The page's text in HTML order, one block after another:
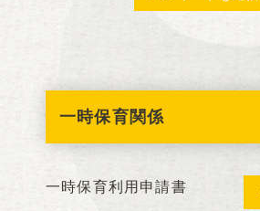
一時保育関係
一時保育利用申請書